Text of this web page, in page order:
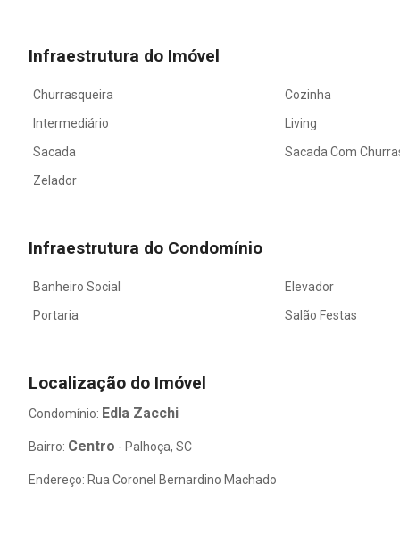
Infraestrutura do Imóvel
Churrasqueira
Cozinha
Intermediário
Living
Sacada
Sacada Com
Zelador
Infraestrutura do Condomínio
Banheiro Social
Elevador
Portaria
Salão Festas
Localização do Imóvel
Condomínio: Edla Zacchi
Bairro: Centro - Palhoça, SC
Endereço: Rua Coronel Bernardino Machado